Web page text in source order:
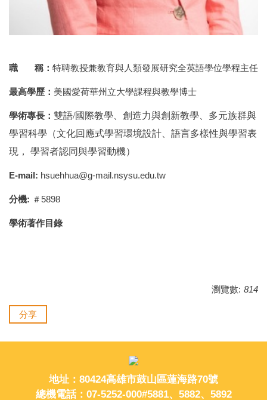
職 稱： 特聘教授兼教育與人類發展研究全英語學位學程主任
最高學歷： 美國愛荷華州立大學課程與教學博士
學術專長： 雙語/國際教學、創造力與創新教學、多元族群與
學習科學（文化回應式學習環境設計、語言多樣性與學習表
現，
學習者認同與學習動機）
E-mail: hsuehhua@g-mail.nsysu.edu.tw
分機: ＃5898
學術著作目錄
瀏覽數: 814
分享
地址：80424高雄市鼓山區蓮海路70號
總機電話：07-5252-000#5881、5882、5892